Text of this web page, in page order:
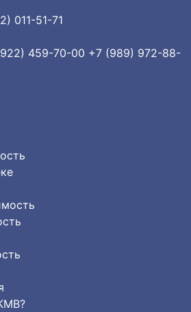
011-51-71
459-70-00 +7 (989) 972-88-